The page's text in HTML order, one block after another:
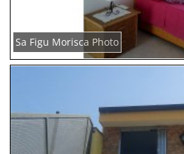
Sa Figu Morisca Photo